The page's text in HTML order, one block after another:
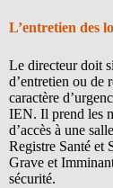
L’entretien des
Le directeur doit
d’entretien ou de
caractère
IEN. Il prend les
d’accès à une
Registre Santé et
Grave et
sécurité.